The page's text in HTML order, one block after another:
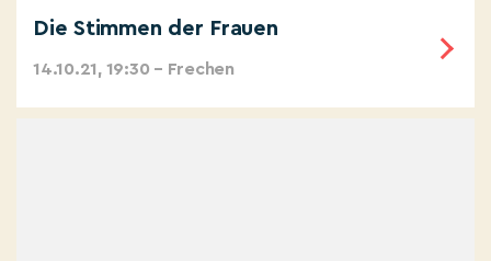
Die Stimmen der Frauen
14.10.21, 19:30 – Frechen